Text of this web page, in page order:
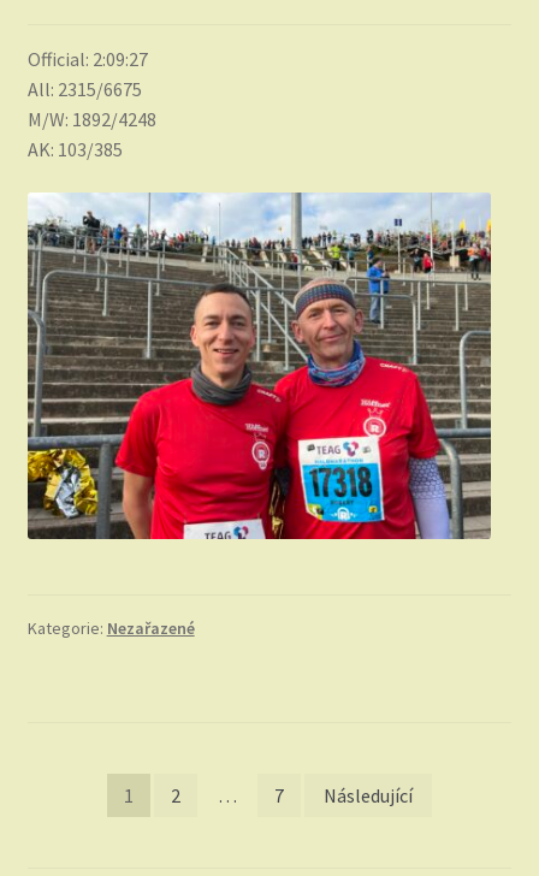
Official: 2:09:27
All: 2315/6675
M/W: 1892/4248
AK: 103/385
Kategorie: Nezařazené
Stránkování
1 2 … 7 Následující